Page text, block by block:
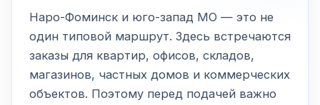
Наро-Фоминск и юго-запад МО — это не
один типовой маршрут. Здесь встречаются
заказы для квартир, офисов, складов,
магазинов, частных домов и коммерческих
объектов. Поэтому перед подачей важно